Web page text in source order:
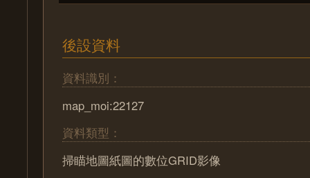
後設資料
資料識別：
map_moi:22127
資料類型：
掃瞄地圖紙圖的數位GRID影像